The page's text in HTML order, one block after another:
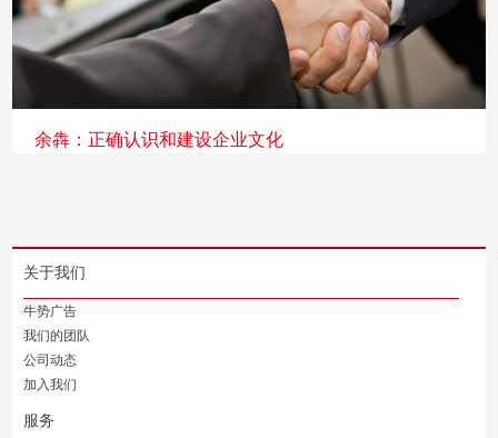
余犇：正确认识和建设企业文化
关于我们
牛势广告
我们的团队
公司动态
加入我们
服务